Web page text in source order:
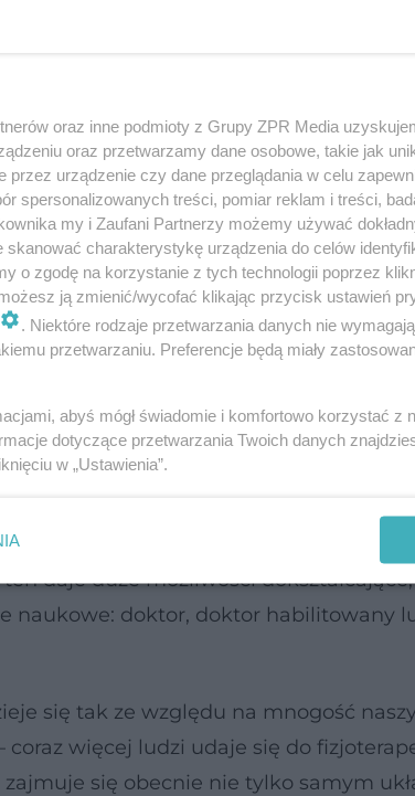
trzeba ukończyć 4-letnie studia
magisterskie lub licencjackie w
daje duże możliwości dokształcające,
naukowe: doktor, doktor habilitowany
się tak ze względu na mnogość
coraz więcej ludzi udaje się do
się obecnie nie tylko samym
oraz inne podmioty z Grupy ZPR Media
oraz przetwarzamy dane osobowe, takie jak
przez urządzenie czy dane przeglądania w celu
spersonalizowanych treści, pomiar reklam i treści,
my i Zaufani Partnerzy możemy używać
charakterystykę urządzenia do celów
o zgodę na korzystanie z tych technologii poprzez
ją zmienić/wycofać klikając przycisk ustawień
. Niektóre rodzaje przetwarzania danych nie
przetwarzaniu. Preferencje będą miały
abyś mógł świadomie i komfortowo korzystać z
dotyczące przetwarzania Twoich danych
w „Ustawienia”.